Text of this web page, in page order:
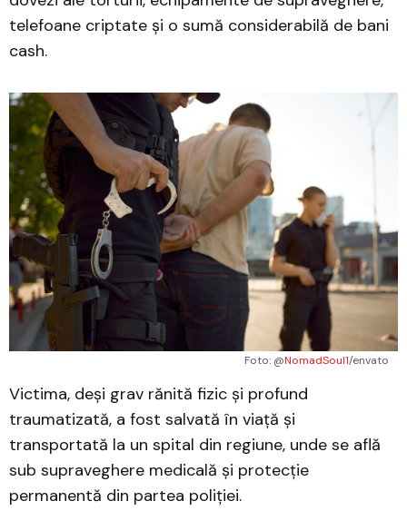
telefoane criptate și o sumă considerabilă de bani
cash.
Foto: @NomadSoul1/envato
Victima, deși grav rănită fizic și profund
traumatizată, a fost salvată în viață și
transportată la un spital din regiune, unde se află
sub supraveghere medicală și protecție
permanentă din partea poliției.